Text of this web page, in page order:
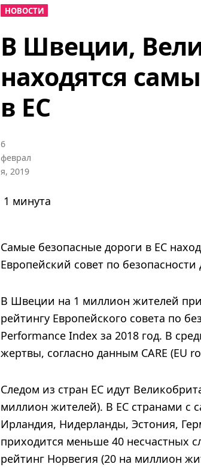
НОВОСТИ
В Швеции,
находятся
в ЕС
6
феврал
я, 2019
1 минута
Cамые безопасные дороги в ЕС
Европейский совет по
В Швеции на 1 миллион жителей
рейтингу Европейского совета по
Performance Index за 2018 год. В
жертвы, согласно данным CARE (EU
Следом из стран ЕС идут
миллион жителей). В ЕС странами с
Ирландия, Нидерланды, Эстония,
приходится меньше 40 несчастных
рейтинг Норвегия (20 на миллион